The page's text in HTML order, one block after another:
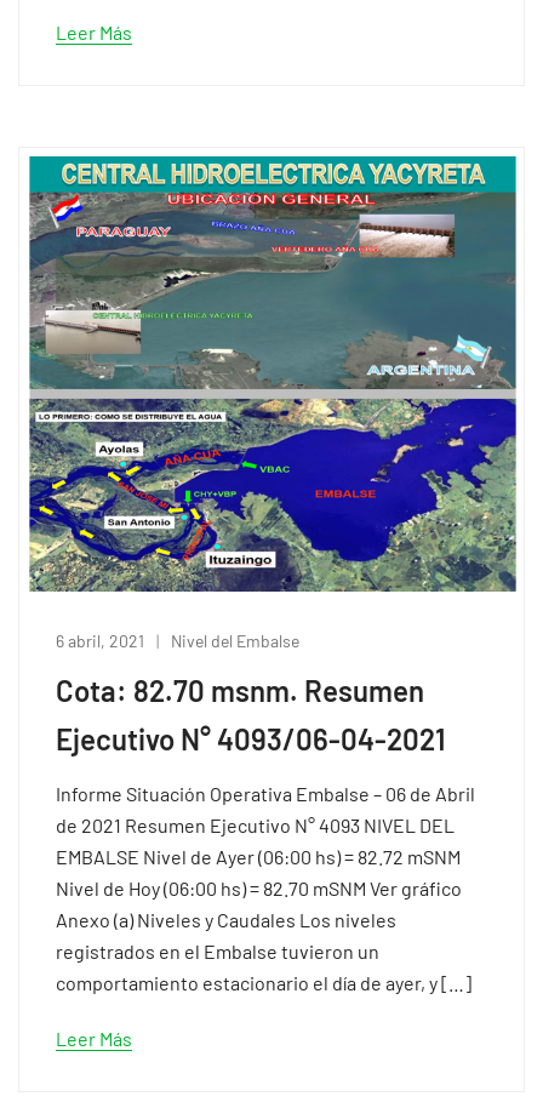
Leer Más
6 abril, 2021 Nivel del Embalse
Cota: 82.70 msnm. Resumen
Ejecutivo N° 4093/06-04-2021
Informe Situación Operativa Embalse – 06 de Abril
de 2021 Resumen Ejecutivo N° 4093 NIVEL DEL
EMBALSE Nivel de Ayer (06:00 hs) = 82.72 mSNM
Nivel de Hoy (06:00 hs) = 82.70 mSNM Ver gráfico
Anexo (a) Niveles y Caudales Los niveles
registrados en el Embalse tuvieron un
comportamiento estacionario el día de ayer, y […]
Leer Más